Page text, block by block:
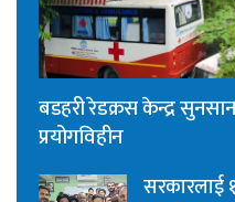
बडहरी रेडक्रस केन्द्र
प्रयोगविहीन
सरकारलाई